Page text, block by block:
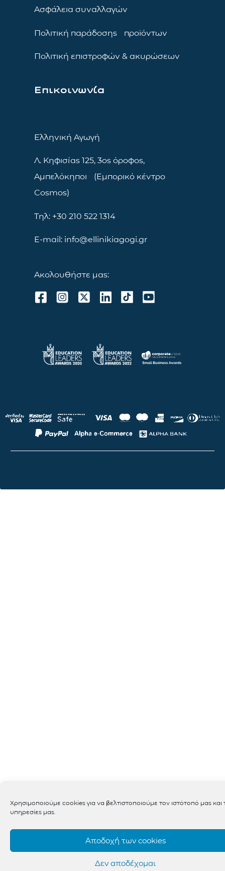
Χρησιμοποιούμε cookies για να βελτιστοποιούμε τον ιστότοπό μας και
υπηρεσίες μας.
Αποδοχή των cookies
Δεν αποδέχομαι
Ασφάλεια συναλλαγών
Πολιτική παράδοσης προϊόντων
Πολιτική επιστροφών & ακυρώσεων
Επικοινωνία
Ελληνική Αγωγή
Λ. Κηφισίας 125, 3ος όροφος,
Αμπελόκηποι (Εμπορικό κέντρο
Cosmos)
Τηλ: +30 210 522 1314
E-mail: info@ellinikiagogi.gr
Ακολουθήστε μας: